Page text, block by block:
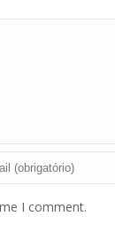
I comment.